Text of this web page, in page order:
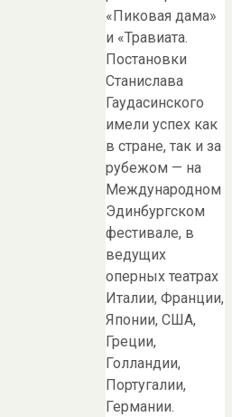
«Пиковая дама»
и «Травиата.
Постановки
Станислава
Гаудасинского
имели успех как
в стране, так и за
рубежом — на
Международном
Эдинбургском
фестивале, в
ведущих
оперных театрах
Италии, Франции,
Японии, США,
Греции,
Голландии,
Португалии,
Германии.